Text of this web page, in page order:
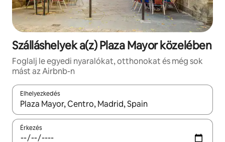
Szálláshelyek a(z) Plaza Mayor közelében
Foglalj le egyedi nyaralókat, otthonokat és még sok
mást az Airbnb-n
Elhelyezkedés
Az eredmények között a felfelé és a lefelé nyíllal
Érkezés